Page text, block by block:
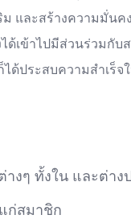
ละสร้างความมั่นค
เข้าไปมีส่วนร่วมกั
ด้ประสบความสำเ
งๆ ทั้งใน และต่าง
ก่สมาชิก